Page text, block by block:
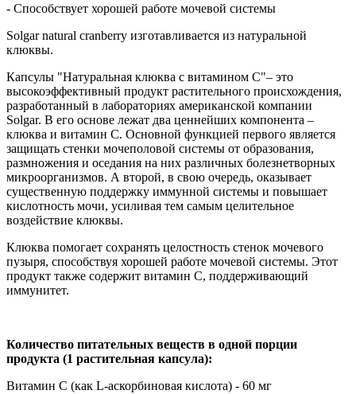
- Способствует хорошей работе мочевой системы
Solgar natural cranberry изготавливается из натуральной
клюквы.
Капсулы "Натуральная клюква с витамином С"– это
высокоэффективный продукт растительного происхождения,
разработанный в лабораториях американской компании
Solgar. В его основе лежат два ценнейших компонента –
клюква и витамин С. Основной функцией первого является
защищать стенки мочеполовой системы от образования,
размножения и оседания на них различных болезнетворных
микроорганизмов. А второй, в свою очередь, оказывает
существенную поддержку иммунной системы и повышает
кислотность мочи, усиливая тем самым целительное
воздействие клюквы.
Клюква помогает сохранять целостность стенок мочевого
пузыря, способствуя хорошей работе мочевой системы. Этот
продукт также содержит витамин С, поддерживающий
иммунитет.
Количество питательных веществ в одной порции
продукта (1 растительная капсула):
Витамин С (как L-аскорбиновая кислота) - 60 мг